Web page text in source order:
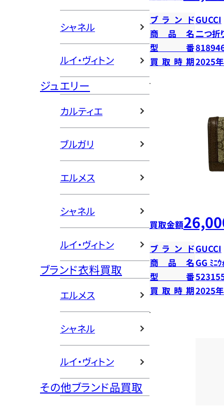
シャネル
ルイ・ヴィトン
ジュエリー
カルティエ
ブルガリ
エルメス
シャネル
ルイ・ヴィトン
ブランド衣料買取
エルメス
シャネル
ルイ・ヴィトン
その他ブランド品買取
ブランドGUCCI
商品名二つ折
型番
買取時期2025
買取金額
ブランドGUCCI
商品名 GG ﾐﾆｳ
型番
買取時期2025